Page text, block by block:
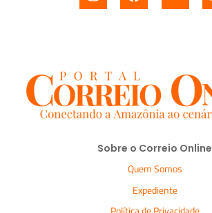
Sobre o Correio Online
Quem Somos
Expediente